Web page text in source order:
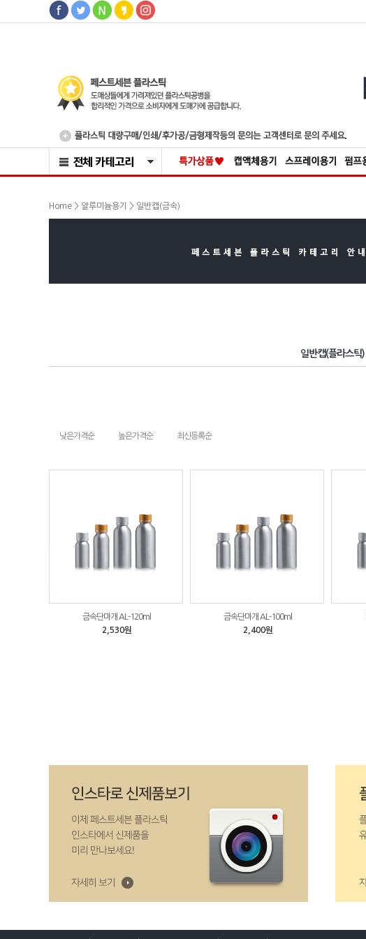
Home > 알루미늄용기 > 일반캡(금속)
일반캡(플라스틱)
낮은가격순 높은가격순 최신등록순
금속단마개 AL-120ml
2,530원
금속단마개 AL-100ml
2,400원